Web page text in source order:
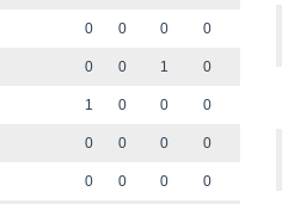
0 0 0 0
0 0 1 0
1 0 0 0
0 0 0 0
0 0 0 0